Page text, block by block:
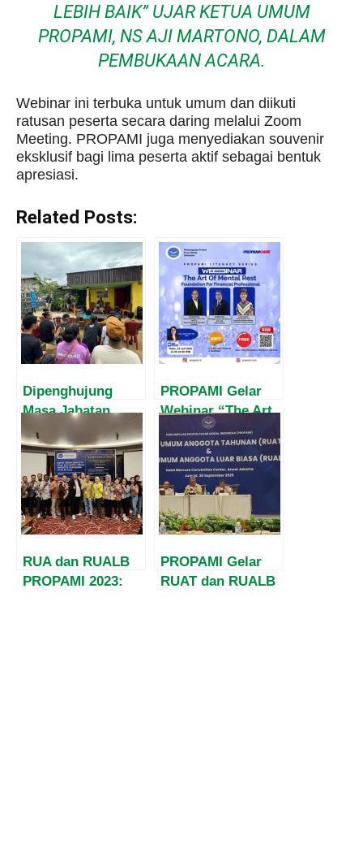
LEBIH BAIK” UJAR KETUA UMUM
PROPAMI, NS AJI MARTONO, DALAM
PEMBUKAAN ACARA.
Webinar ini terbuka untuk umum dan diikuti
ratusan peserta secara daring melalui Zoom
Meeting. PROPAMI juga menyediakan souvenir
eksklusif bagi lima peserta aktif sebagai bentuk
apresiasi.
Related Posts:
Dipenghujung
Masa Jabatan,
Harvey Malaihollo
Masih
Mesosialisasikan
Empat Pilar MPR
Kepada
Masyarakat Papua
PROPAMI Gelar
Webinar “The Art
of Mental Rest”,
Bahas Kesehatan
Mental Profesional
Keuangan
RUA dan RUALB
PROPAMI 2023:
PROPAMI Gelar
RUAT dan RUALB